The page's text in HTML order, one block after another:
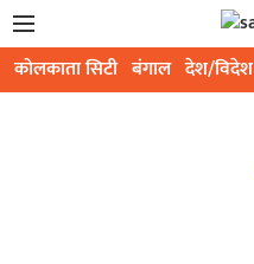
कोलकाता सिटी बंगाल देश/विदेश